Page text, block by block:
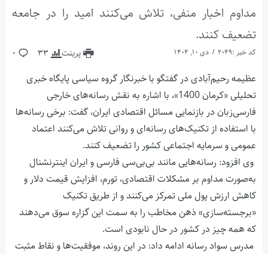
مداوم اخبار منفی، تلاش می‌کنند امید را در جامعه
تضعیف کنند.
کد خبر :2049 دی 10, 1404 پرینت 33
0
عظیمه رحیم‌آبادی در گفتگو با خبرنگار گروه سیاسی پایگاه خبری
تحلیلی «کرمان 1400»، با اشاره به نقش رسانه‌های خارجی
فارسی‌زبان در بازنمایی مسائل اقتصادی ایران، گفت: برخی رسانه‌ها
با استفاده از تکنیک‌های رسانه‌ای و روانی تلاش می‌کنند اعتماد
عمومی و سرمایه اجتماعی کشور را تضعیف کنند.
وی افزود: رسانه‌هایی مانند بی‌بی‌سی فارسی و ایران اینترنشنال
به‌صورت مداوم بر مشکلات اقتصادی، تورم، افزایش قیمت دلار و
کاهش ارزش پول ملی تمرکز می‌کنند و از طریق تکنیک
«برجسته‌سازی» ذهن مخاطب را به سمت این گزاره سوق می‌دهند
که همه چیز در کشور در حال نابودی است.
مدرس سواد رسانه ادامه داد: در این روند، موفقیت‌ها و نقاط مثبت